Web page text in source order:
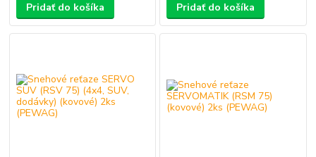
Pridať do košíka Pridať do košíka